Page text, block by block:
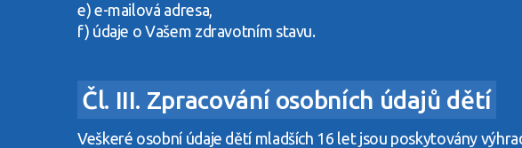
e) e-mailová adresa,
f) údaje o Vašem zdravotním stavu.
Čl. III. Zpracování osobních údajů dětí
Veškeré osobní údaje dětí mladších 16 let jsou poskytovány